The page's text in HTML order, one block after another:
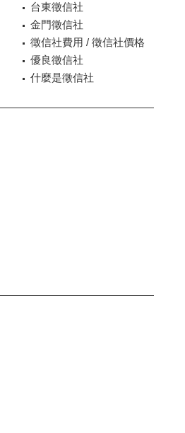
台東徵信社
金門徵信社
徵信社費用 / 徵信社價格
優良徵信社
什麼是徵信社